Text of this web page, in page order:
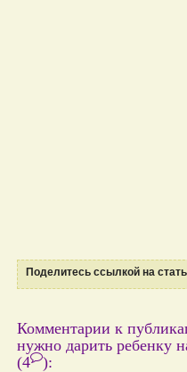
Поделитесь ссылкой на
Комментарии к
нужно дарить ребенку
(4
):